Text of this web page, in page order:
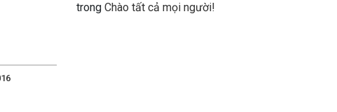
trong Chào tất cả mọi người!